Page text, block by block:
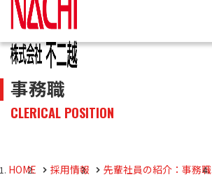
事務職
CLERICAL POSITION
HOME 採用情報 先輩社員の紹介：事務職